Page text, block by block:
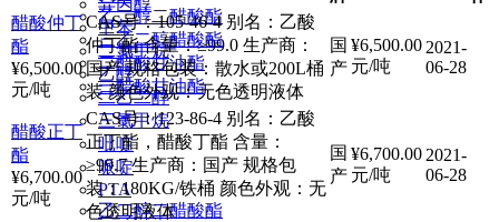
乙二醇二醋酸酯
三乙二醇醋酸酯
二醋酸甘油酯
一醋酸甘油酯
异丙醇
甲苯
二氯甲烷
乙醇
二乙二醇
三氯甲烷
吡啶
哌啶
PTA
乙二醇二醋酸酯
醋酸仲丁
酯
¥6,500.00
元/吨
CAS号：105-46-4 别名：乙酸
仲丁酯 含量：≥99.0 生产商：
国产 规格包装：散水或200L桶
装 颜色外观：无色透明液体
国
产
¥6,500.00
元/吨
2021-
06-28
醋酸正丁
酯
¥6,700.00
元/吨
CAS号：123-86-4 别名：乙酸
正丁酯，醋酸丁酯 含量：
≥99.7 生产商：国产 规格包
装：180KG/铁桶 颜色外观：无
色透明液体
国
产
¥6,700.00
元/吨
2021-
06-28